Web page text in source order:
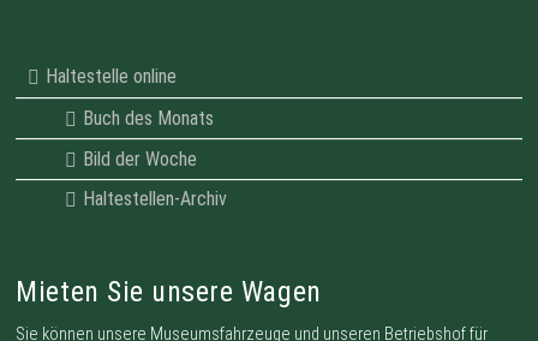
Haltestelle online
Buch des Monats
Bild der Woche
Haltestellen-Archiv
Mieten Sie unsere Wagen
Sie können unsere Museumsfahrzeuge und unseren Betriebshof für